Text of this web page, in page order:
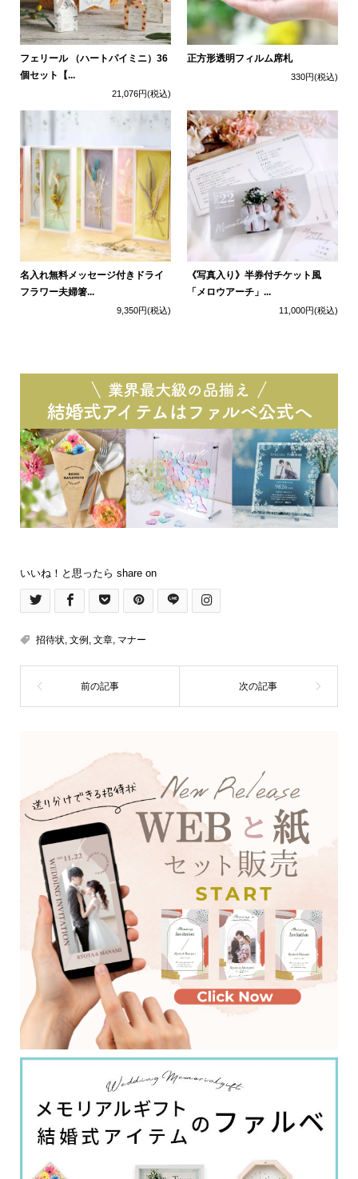
フェリール （ハートパイミニ）36
個セット【...
21,076円(税込)
正方形透明フィルム席札
330円(税込)
名入れ無料メッセージ付きドライ
フラワー夫婦箸...
9,350円(税込)
《写真入り》半券付チケット風
「メロウアーチ」...
11,000円(税込)
いいね！と思ったら share on
招待状, 文例 文章, マナー